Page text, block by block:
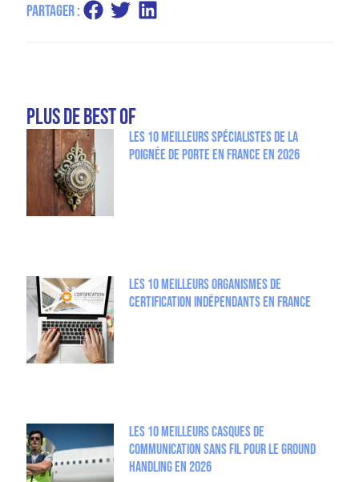
Partager :
plus de Best Of
Les 10 meilleurs spécialistes de la
poignée de porte en France en 2026
Les 10 meilleurs organismes de
certification indépendants en France
Les 10 meilleurs casques de
communication sans fil pour le Ground
Handling en 2026